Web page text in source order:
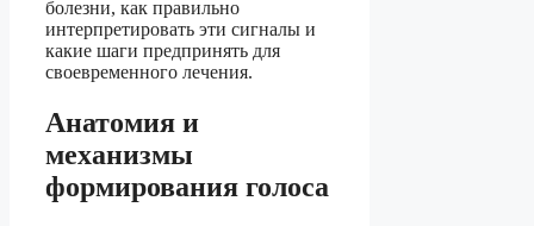
болезни, как правильно
интерпретировать эти сигналы и
какие шаги предпринять для
своевременного лечения.
Анатомия и
механизмы
формирования голоса